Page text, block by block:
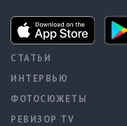
СТАТЬИ
ИНТЕРВЬЮ
ФОТОСЮЖЕТЫ
РЕВИЗОР TV